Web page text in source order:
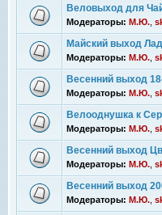
Веловыход для
Модераторы: М.Ю.
Майский выход
Модераторы: М.Ю.
Весенний выход
Модераторы: М.Ю.
Велооднушка к
Модераторы: М.Ю.
Весенний выход
Модераторы: М.Ю.
Весенний выход
Модераторы: М.Ю.